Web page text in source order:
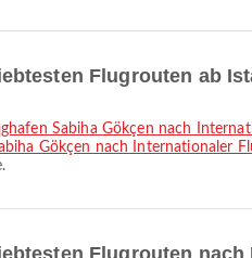
Flugrouten ab
Sabiha Gökçen nach
Gökçen nach Internationaler
Flugrouten nach